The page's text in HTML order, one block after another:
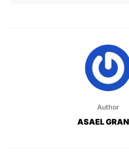
Author
ASAEL